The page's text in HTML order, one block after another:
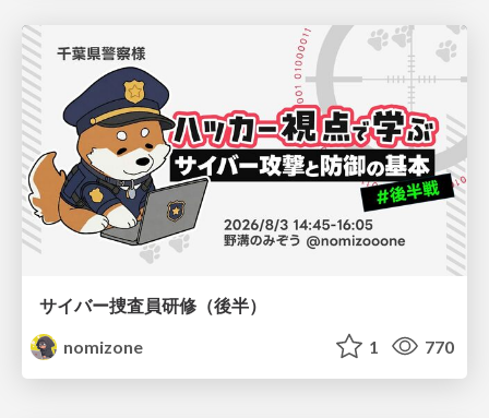
サイバー捜査員研修（後半）
nomizone
1 770